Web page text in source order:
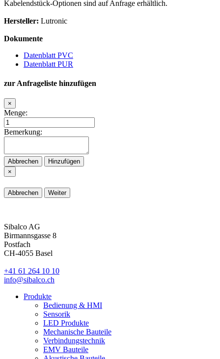
Kabelendstück-Optionen sind auf Anfrage erhältlich.
Hersteller: Lutronic
Dokumente
Datenblatt PVC
Datenblatt PUR
zur Anfrageliste hinzufügen
×
Menge:
Bemerkung:
Abbrechen
Hinzufügen
×
Abbrechen Weiter
Sibalco AG
Birmannsgasse 8
Postfach
CH-4055 Basel
+41 61 264 10 10
info@sibalco.ch
Produkte
Bedienung & HMI
Sensorik
LED Produkte
Mechanische Bauteile
Verbindungstechnik
EMV Bauteile